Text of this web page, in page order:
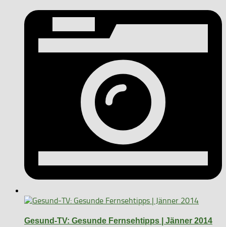
Gesund-TV: Gesunde Fernsehtipps | Jänner 2014